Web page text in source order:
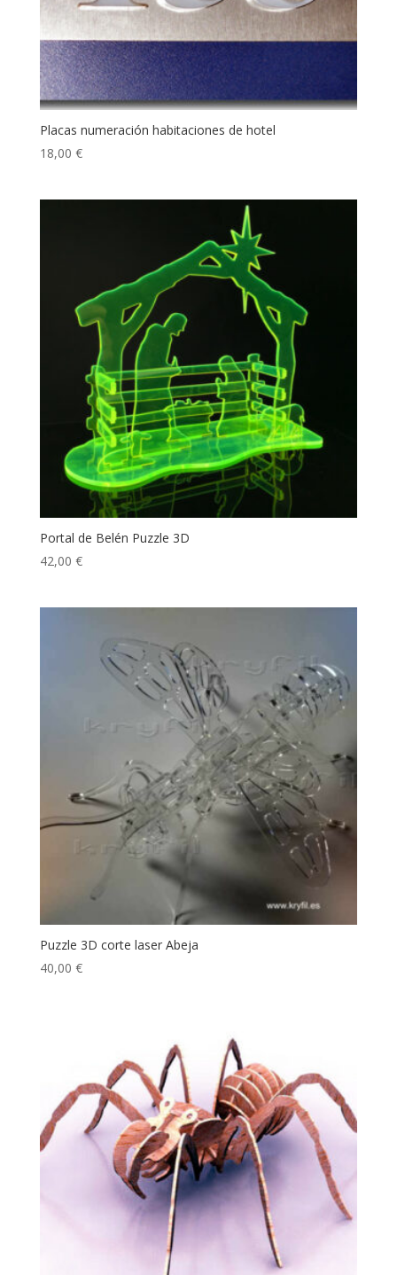
Placas numeración habitaciones de hotel
18,00 €
Portal de Belén Puzzle 3D
42,00 €
Puzzle 3D corte laser Abeja
40,00 €